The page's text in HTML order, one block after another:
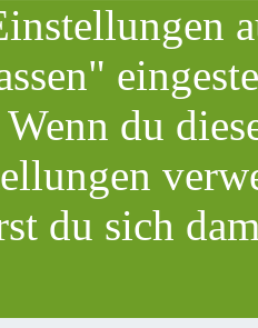
du
du sich